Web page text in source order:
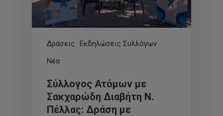
Δράσεις
Εκδηλώσεις Συλλόγων
Νέα
Σύλλογος Ατόμων με
Σακχαρώδη Διαβήτη Ν.
Πέλλας: Δράση με